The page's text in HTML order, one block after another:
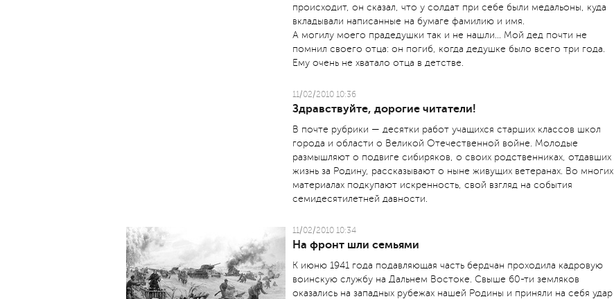
происходит, он сказал, что у солдат при себе были медальоны, куда
вкладывали написанные на бумаге фамилию и имя.
А могилу моего прадедушки так и не нашли... Мой дед почти не
помнил своего отца: он погиб, когда дедушке было всего три года.
Ему очень не хватало отца в детстве.
11/02/2010 10:36
Здравствуйте, дорогие читатели!
В почте рубрики — десятки работ учащихся старших классов школ
города и области о Великой Отечественной войне. Молодые
размышляют о подвиге сибиряков, о своих родственниках, отдавших
жизнь за Родину, рассказывают о ныне живущих ветеранах. Во многих
материалах подкупают искренность, свой взгляд на события
семидесятилетней давности.
11/02/2010 10:34
На фронт шли семьями
К июню 1941 года подавляющая часть бердчан проходила кадровую
воинскую службу на Дальнем Востоке. Свыше 60-ти земляков
оказались на западных рубежах нашей Родины и приняли на себя удар